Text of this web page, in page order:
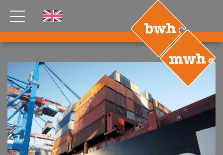
PRODUKTE
B.RIGHT®
TEAM JOBS
ETP